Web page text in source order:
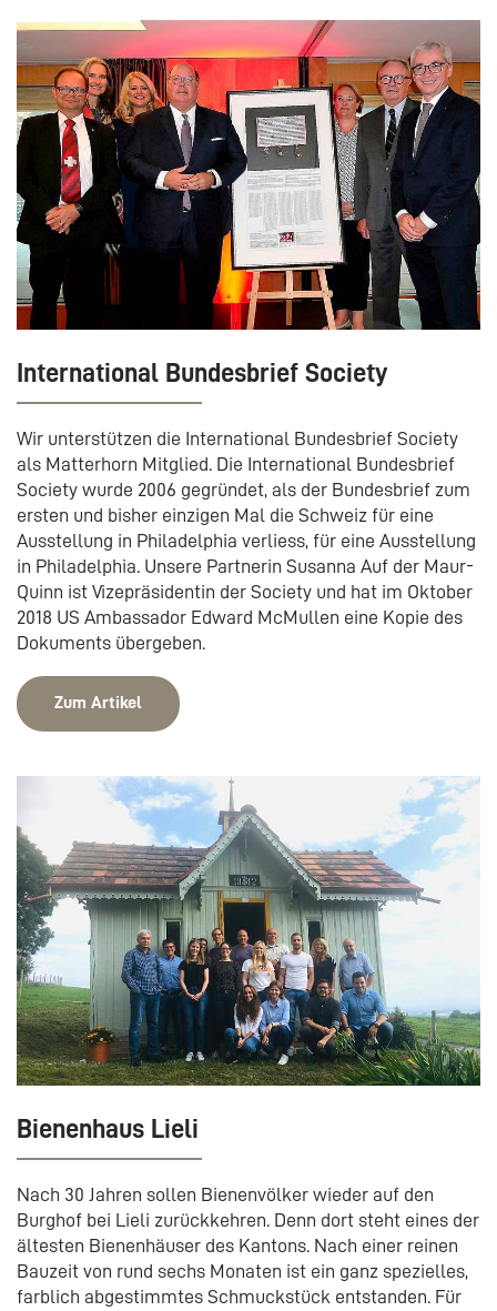
International Bundesbrief Society
Wir unterstützen die International Bundesbrief Society
als Matterhorn Mitglied. Die International Bundesbrief
Society wurde 2006 gegründet, als der Bundesbrief zum
ersten und bisher einzigen Mal die Schweiz für eine
Ausstellung in Philadelphia verliess, für eine Ausstellung
in Philadelphia. Unsere Partnerin Susanna Auf der Maur-
Quinn ist Vizepräsidentin der Society und hat im Oktober
2018 US Ambassador Edward McMullen eine Kopie des
Dokuments übergeben.
Zum Artikel
Bienenhaus Lieli
Nach 30 Jahren sollen Bienenvölker wieder auf den
Burghof bei Lieli zurückkehren. Denn dort steht eines der
ältesten Bienenhäuser des Kantons. Nach einer reinen
Bauzeit von rund sechs Monaten ist ein ganz spezielles,
farblich abgestimmtes Schmuckstück entstanden. Für